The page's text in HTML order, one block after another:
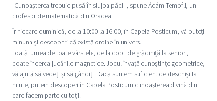
"Cunoașterea trebuie pusă în slujba păcii", spune Ádám Tempfli, un
profesor de matematică din Oradea.
În fiecare duminică, de la 10:00 la 16:00, în Capela Posticum, vă puteți
minuna și descoperi că există ordine în univers.
Toată lumea de toate vârstele, de la copii de grădiniță la seniori,
poate încerca jucăriile magnetice. Jocul învață cunoștințe geometrice,
vă ajută să vedeți și să gândiți. Dacă suntem suficient de deschiși la
minte, putem descoperi în Capela Posticum cunoașterea divină din
care facem parte cu toții.